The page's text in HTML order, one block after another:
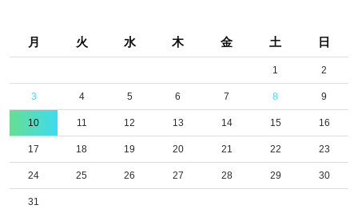
月 火 水 木 金 土 日
1 2
3 4 5 6 7 8 9
10 11 12 13 14 15 16
17 18 19 20 21 22 23
24 25 26 27 28 29 30
31